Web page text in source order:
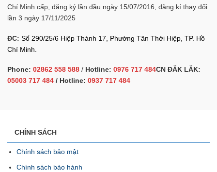
Chí Minh cấp, đăng ký lần đầu ngày 15/07/2016, đăng kí thay đổi
lần 3 ngày 17/11/2025
ĐC: Số 290/25/6 Hiệp Thành 17, Phường Tân Thới Hiệp, TP. Hồ
Chí Minh.
Phone: 02862 558 588 / Hotline: 0976 717 484CN ĐĂK LĂK:
05003 717 484 / Hotline: 0937 717 484
CHÍNH SÁCH
Chính sách bảo mật
Chính sách bảo hành